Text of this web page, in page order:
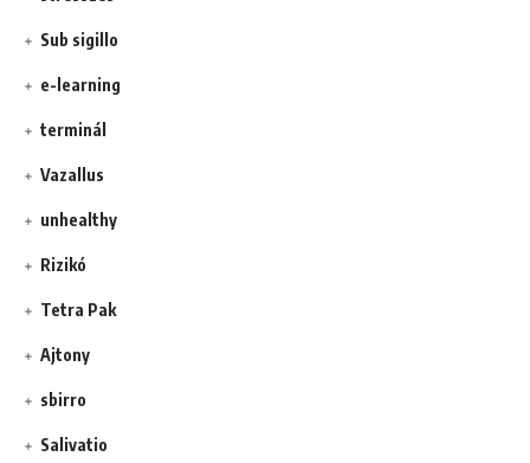
Sub sigillo
e-learning
terminál
Vazallus
unhealthy
Rizikó
Tetra Pak
Ajtony
sbirro
Salivatio